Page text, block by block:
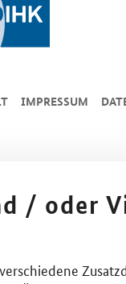
IMPRESSUM
/ oder